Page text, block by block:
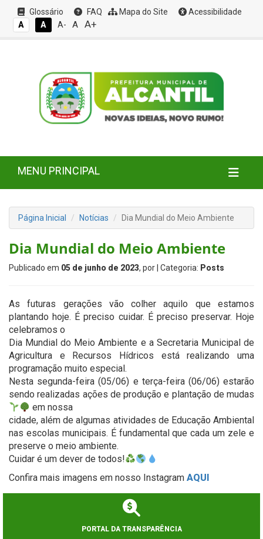
Glossário FAQ Mapa do Site
Acessibilidade
A
A A- A A+
MENU PRINCIPAL
Página Inicial Notícias Dia Mundial do Meio Ambiente
Dia Mundial do Meio Ambiente
Publicado em 05 de junho de 2023, por | Categoria: Posts
As futuras gerações vão colher aquilo que estamos
plantando hoje. É preciso cuidar. É preciso preservar. Hoje
celebramos o
Dia Mundial do Meio Ambiente e a Secretaria Municipal de
Agricultura e Recursos Hídricos está realizando uma
programação muito especial.
Nesta segunda-feira (05/06) e terça-feira (06/06) estarão
sendo realizadas ações de produção e plantação de mudas
em nossa
cidade, além de algumas atividades de Educação Ambiental
nas escolas municipais. É fundamental que cada um zele e
preserve o meio ambiente.
Cuidar é um dever de todos!
Confira mais imagens em nosso Instagram AQUI
PORTAL DA TRANSPARÊNCIA